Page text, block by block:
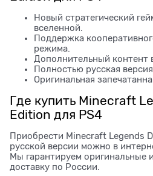
Новый стратегический
вселенной.
Поддержка
режима.
Дополнительный контент
Полностью русская
Оригинальная
Где купить Minecraft
Edition для PS4
Приобрести Minecraft Legends
русской версии можно в
Мы гарантируем оригинальные
доставку по России.